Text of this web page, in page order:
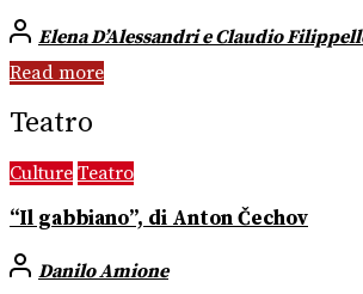
Elena D’Alessandri e Claudio
Read more
Teatro
Culture Teatro
“Il gabbiano”, di Anton Čechov
Danilo Amione